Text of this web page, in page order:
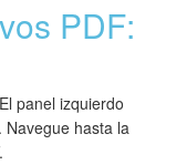
PDF:
panel izquierdo
Navegue hasta la